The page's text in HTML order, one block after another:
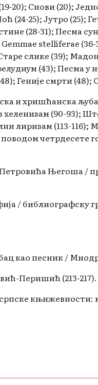
20); Снови (20);
(24-25); Јутро (25);
(28-31); Песма
stelliferae
слике (39);
(43); Песма у
Геније смрти (48);
и хришћанска
(90-93);
лиризам (113-
поводом
Његоша /
/ библиографску
као песник /
Перишић (213-217).
књижевности: